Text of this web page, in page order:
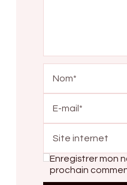
Enregistrer mon
prochain